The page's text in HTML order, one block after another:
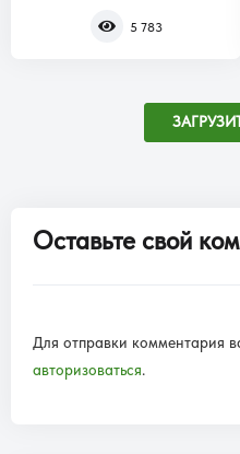
5 783
Оставьте свой
Для отправки комментария
авторизоваться.